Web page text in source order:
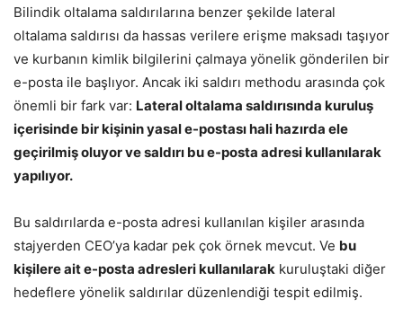
Bilindik oltalama saldırılarına benzer şekilde lateral
oltalama saldırısı da hassas verilere erişme maksadı taşıyor
ve kurbanın kimlik bilgilerini çalmaya yönelik gönderilen bir
e-posta ile başlıyor. Ancak iki saldırı methodu arasında çok
önemli bir fark var: Lateral oltalama saldırısında kuruluş
içerisinde bir kişinin yasal e-postası hali hazırda ele
geçirilmiş oluyor ve saldırı bu e-posta adresi kullanılarak
yapılıyor.
Bu saldırılarda e-posta adresi kullanılan kişiler arasında
stajyerden CEO’ya kadar pek çok örnek mevcut. Ve bu
kişilere ait e-posta adresleri kullanılarak kuruluştaki diğer
hedeflere yönelik saldırılar düzenlendiği tespit edilmiş.